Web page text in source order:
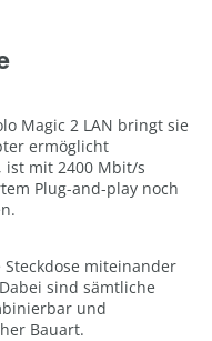
Magic 2 LAN bringt sie
ermöglicht
ist mit 2400 Mbit/s
Plug-and-play noch
miteinander
sind sämtliche
und
Bauart.